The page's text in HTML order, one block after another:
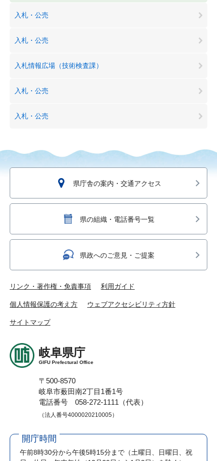
入札・公売
入札・公売
入札情報広場（技術検査課）
入札・公売
入札・公売
県庁舎の案内・交通アクセス
県の組織・電話番号一覧
県政へのご意見・ご提案
リンク・著作権・免責事項 利用ガイド
個人情報保護の考え方 ウェブアクセシビリティ方針
サイトマップ
岐阜県庁
GIFU Prefectural Office
〒500-8570
岐阜市薮田南2丁目1番1号
電話番号 058-272-1111（代表）
（法人番号4000020210005）
開庁時間
午前8時30分から午後5時15分まで （土曜日、日曜日、祝